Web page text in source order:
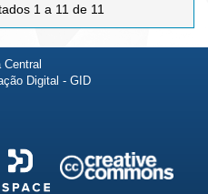
1 a 11 de 11
Central
Digital - GID